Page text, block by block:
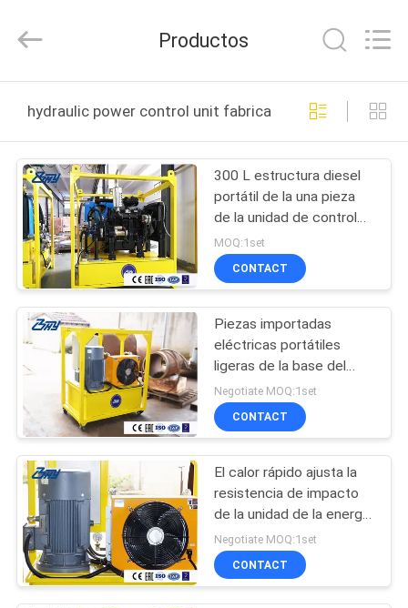
PRODUCTOS
SOBRE
NOSOTROS
VIAJE
DE
LA
FÁBRICA
CONTROL
DE
CALIDAD
MAPA
Bohyar
Engineering
Ltd.
Reserved.
Productos
hydraulic power control unit fabricación en línea
300 L estructura diesel
portátil de la una pieza
de la unidad de control
de la energía hydráulica
MOQ:1set
CONTACT
Piezas importadas
eléctricas portátiles
ligeras de la base del
paquete de energía
hydráulica pequeñas
Negotiate MOQ:1set
CONTACT
El calor rápido ajusta la
resistencia de impacto
de la unidad de la energía
hydráulica de la velocidad
10Mpa
Negotiate MOQ:1set
CONTACT